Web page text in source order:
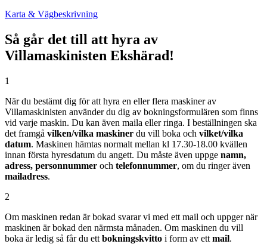
Karta & Vägbeskrivning
Så går det till att hyra av
Villamaskinisten Ekshärad!
1
När du bestämt dig för att hyra en eller flera maskiner av
Villamaskinisten använder du dig av bokningsformulären som finns
vid varje maskin. Du kan även maila eller ringa. I beställningen ska
det framgå vilken/vilka maskiner du vill boka och vilket/vilka
datum. Maskinen hämtas normalt mellan kl 17.30-18.00 kvällen
innan första hyresdatum du angett. Du måste även uppge namn,
adress, personnummer och telefonnummer, om du ringer även
mailadress.
2
Om maskinen redan är bokad svarar vi med ett mail och uppger när
maskinen är bokad den närmsta månaden. Om maskinen du vill
boka är ledig så får du ett bokningskvitto i form av ett mail.